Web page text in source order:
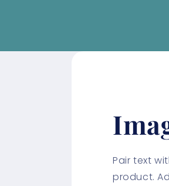
Pair text
product.